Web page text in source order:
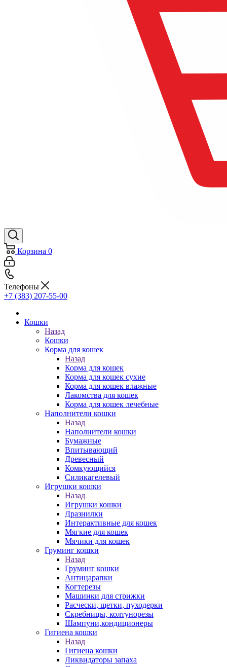
Корзина 0
Телефоны
+7 (383) 207-55-00
Кошки
Назад
Кошки
Корма для кошек
Назад
Корма для кошек
Корма для кошек сухие
Корма для кошек влажные
Лакомства для кошек
Корма для кошек лечебные
Наполнители кошки
Назад
Наполнители кошки
Бумажные
Впитывающий
Древесный
Комкующийся
Силикагелевый
Игрушки кошки
Назад
Игрушки кошки
Дразнилки
Интерактивные для кошек
Мягкие для кошек
Мячики для кошек
Груминг кошки
Назад
Груминг кошки
Антицарапки
Когтерезы
Машинки для стрижки
Расчески, щетки, пуходерки
Скребницы, колтунорезы
Шампуни,кондиционеры
Гигиена кошки
Назад
Гигиена кошки
Ликвидаторы запаха